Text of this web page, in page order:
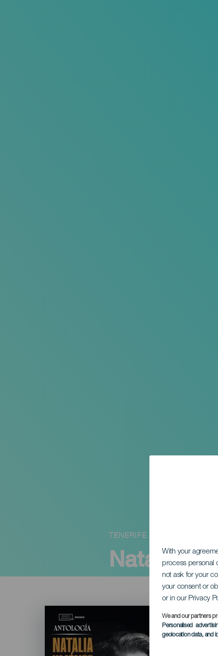
With your
process personal
not ask for your
your consent or
or in our Privacy
We and our partners
Personalised
geolocation data, and
Natalia
TENERIFE
Listado